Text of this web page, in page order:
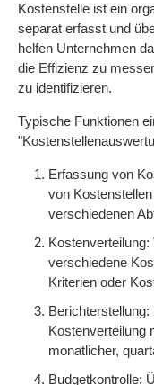
Kostenstelle ist ein
separat erfasst und
helfen Unternehmen
die Effizienz zu
zu identifizieren.
Typische Funktionen
Erfassung von
von
verschiedenen
verschiedene
Kriterien oder
Kostenverteilung
monatlicher,
Budgetkontrolle: